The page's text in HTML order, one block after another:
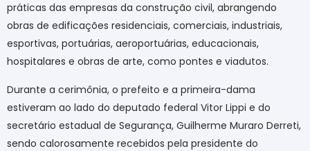
práticas das empresas da construção civil, abrangendo
obras de edificações residenciais, comerciais, industriais,
esportivas, portuárias, aeroportuárias, educacionais,
hospitalares e obras de arte, como pontes e viadutos.
Durante a cerimônia, o prefeito e a primeira-dama
estiveram ao lado do deputado federal Vitor Lippi e do
secretário estadual de Segurança, Guilherme Muraro Derreti,
sendo calorosamente recebidos pela presidente do